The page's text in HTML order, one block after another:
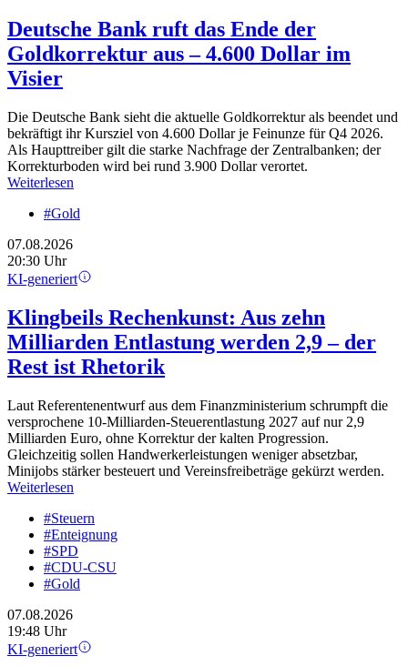
Deutsche Bank ruft das Ende der
Goldkorrektur aus – 4.600 Dollar im
Visier
Die Deutsche Bank sieht die aktuelle Goldkorrektur als beendet und
bekräftigt ihr Kursziel von 4.600 Dollar je Feinunze für Q4 2026.
Als Haupttreiber gilt die starke Nachfrage der Zentralbanken; der
Korrekturboden wird bei rund 3.900 Dollar verortet.
Weiterlesen
#Gold
07.08.2026
20:30 Uhr
KI-generiert
Klingbeils Rechenkunst: Aus zehn
Milliarden Entlastung werden 2,9 – der
Rest ist Rhetorik
Laut Referentenentwurf aus dem Finanzministerium schrumpft die
versprochene 10-Milliarden-Steuerentlastung 2027 auf nur 2,9
Milliarden Euro, ohne Korrektur der kalten Progression.
Gleichzeitig sollen Handwerkerleistungen weniger absetzbar,
Minijobs stärker besteuert und Vereinsfreibeträge gekürzt werden.
Weiterlesen
#Steuern
#Enteignung
#SPD
#CDU-CSU
#Gold
07.08.2026
19:48 Uhr
KI-generiert